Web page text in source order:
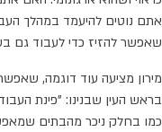
אתם נוטים להיעמד במהלך
שאפשר להזיז כדי לעבוד גם
מירון מציעה עוד דוגמה,
בראש העין שבנינו: "פינת
כמו בחלק ניכר מהבתים